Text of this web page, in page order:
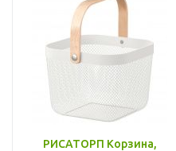
РИСАТОРП Корзина,